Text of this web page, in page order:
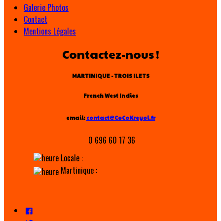
Galerie Photos
Contact
Mentions Légales
Contactez-nous !
MARTINIQUE - TROIS ILETS
French West Indies
email: contact@CoCoKreyol.fr
0 696 60 17 36
Locale :
Martinique :